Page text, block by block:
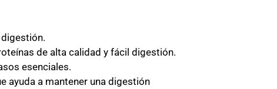
de alta calidad y fácil digestión.
esenciales.
ayuda a mantener una digestión